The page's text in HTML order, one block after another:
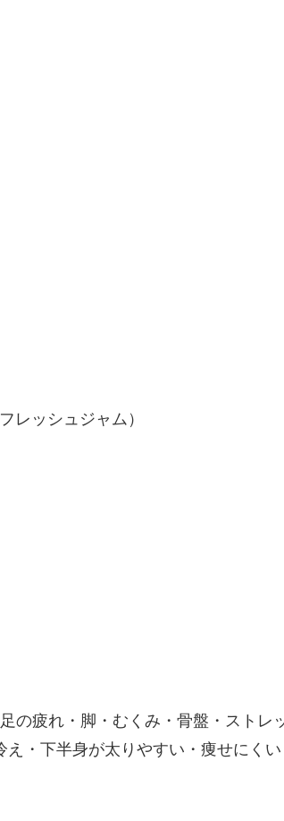
レッシュジャム）
の疲れ・脚・むくみ・骨盤・ストレ
・下半身が太りやすい・痩せにく